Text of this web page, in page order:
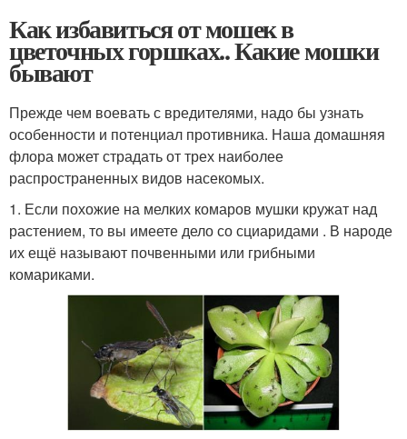
Как избавиться от мошек в
цветочных горшках.. Какие мошки
бывают
Прежде чем воевать с вредителями, надо бы узнать
особенности и потенциал противника. Наша домашняя
флора может страдать от трех наиболее
распространенных видов насекомых.
1. Если похожие на мелких комаров мушки кружат над
растением, то вы имеете дело со сциаридами . В народе
их ещё называют почвенными или грибными
комариками.